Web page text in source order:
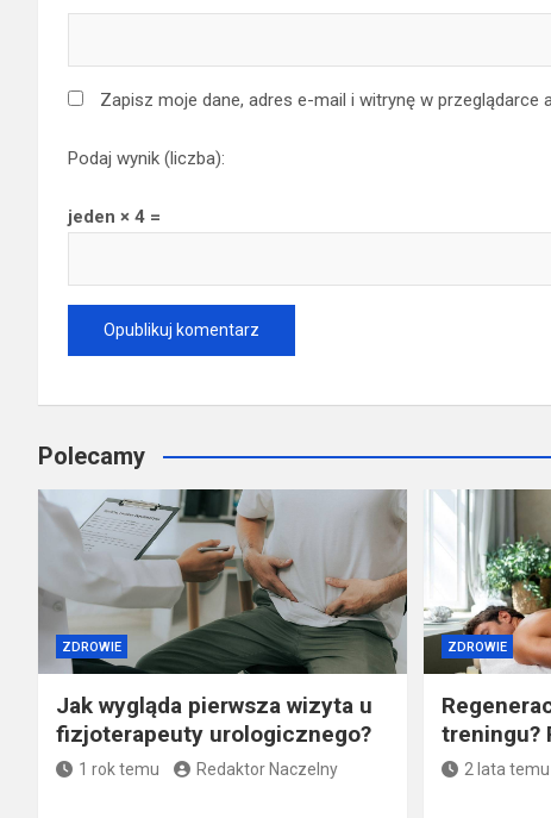
Zapisz moje dane, adres e-mail i witrynę w przeglądarce
Podaj wynik (liczba):
jeden × 4 =
Polecamy
ZDROWIE
Jak wygląda pierwsza wizyta u
fizjoterapeuty urologicznego?
1 rok temu Redaktor Naczelny
ZDROWIE
treningu?
2 lata temu